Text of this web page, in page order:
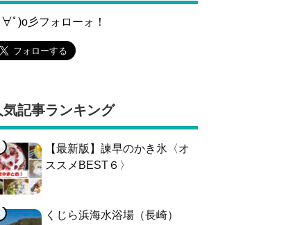
∀ﾟ)o彡フォローォ！
気記事ランキング
【最新版】諫早のかき氷〈オ
ススメBEST６〉
くじら浜海水浴場（長崎）